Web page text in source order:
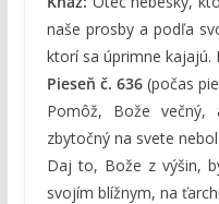
naše prosby a podľa
ktorí sa úprimne kajajú.
Pieseň č. 636 (počas
Pomôž, Bože
zbytočný na svete nebol.
Daj to, Bože z výšin,
svojím blížnym, na